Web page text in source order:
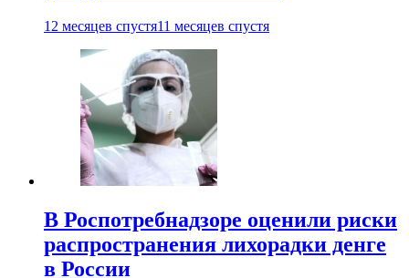
12 месяцев спустя11 месяцев спустя
В Роспотребнадзоре оценили риски
распространения лихорадки денге
в России